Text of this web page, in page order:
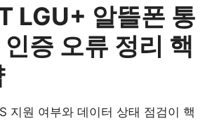
LGU+ 알뜰폰 통
증 오류 정리 핵
지원 여부와 데이터 상태 점검이 핵